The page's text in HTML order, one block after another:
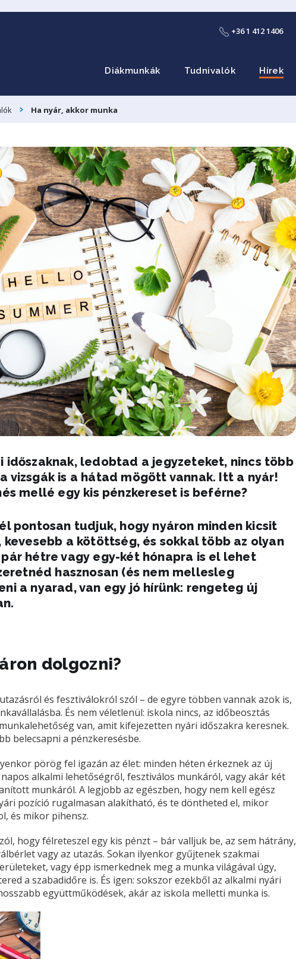
+36 1 412 1406
Diákmunkák Tudnivalók Hírek
Ha nyár, akkor munka
időszaknak, ledobtad a jegyzeteket, nincs több
vizsgák is a hátad mögött vannak. Itt a nyár!
mellé egy kis pénzkereset is beférne?
pontosan tudjuk, hogy nyáron minden kicsit
kevesebb a kötöttség, és sokkal több az olyan
hétre vagy egy-két hónapra is el lehet
hasznosan (és nem mellesleg
a nyarad, van egy jó hírünk: rengeteg új
dolgozni?
és fesztiválokról szól – de egyre többen vannak azok is,
És nem véletlenül: iskola nincs, az időbeosztás
van, amit kifejezetten nyári időszakra keresnek.
belecsapni a pénzkeresésbe.
pörög fel igazán az élet: minden héten érkeznek az új
alkalmi lehetőségről, fesztiválos munkáról, vagy akár két
munkáról. A legjobb az egészben, hogy nem kell egész
pozíció rugalmasan alakítható, és te döntheted el, mikor
és mikor pihensz.
hogy félreteszel egy kis pénzt – bár valljuk be, az sem hátrány,
vagy az utazás. Sokan ilyenkor gyűjtenek szakmai
vagy épp ismerkednek meg a munka világával úgy,
a szabadidőre is. És igen: sokszor ezekből az alkalmi nyári
együttműködések, akár az iskola melletti munka is.